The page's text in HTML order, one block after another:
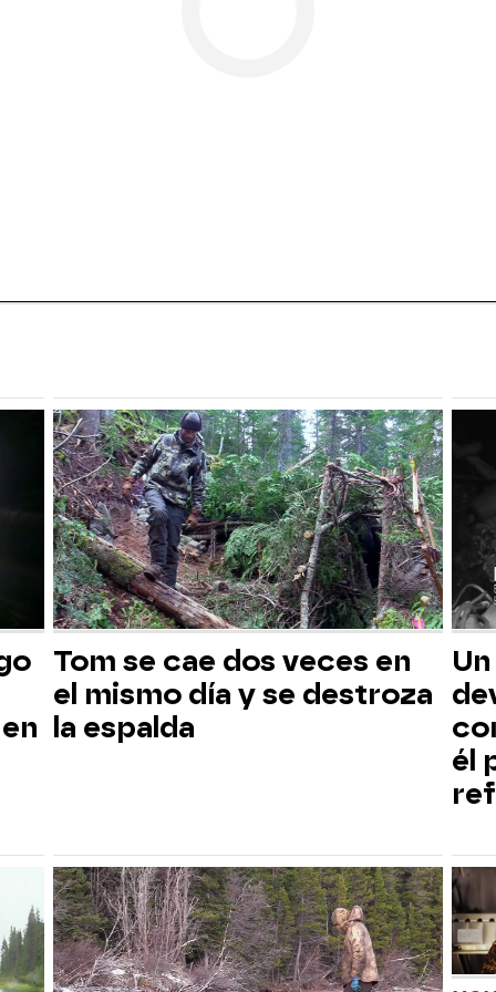
Tom se cae dos veces en
el mismo día y se destroza
la espalda
él